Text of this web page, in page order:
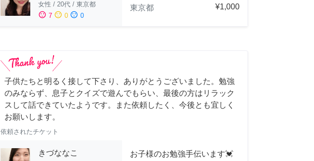
女性 / 20代 / 東京都
sentiment_satisfied 7 sentiment_neutral 0 sentiment_dissatisfied 0
東京都
¥1,000
子供たちと明るく接して下さり、ありがとうございました。勉強
のみならず、息子とクイズで遊んでもらい、最後の方はリラック
スして話できていたようです。また依頼したく、今後とも宜しく
お願いします。
依頼されたチケット
きづななこ
お子様のお勉強手伝います💓